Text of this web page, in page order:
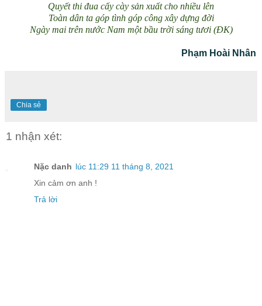
Quyết thi đua cấy cày sản xuất cho nhiều lên
Toàn dân ta góp tình góp công xây dựng đời
Ngày mai trên nước Nam một bầu trời sáng tươi (ĐK)
Phạm Hoài Nhân
Chia sẻ
1 nhận xét:
Nặc danh lúc 11:29 11 tháng 8, 2021
Xin cảm ơn anh !
Trả lời